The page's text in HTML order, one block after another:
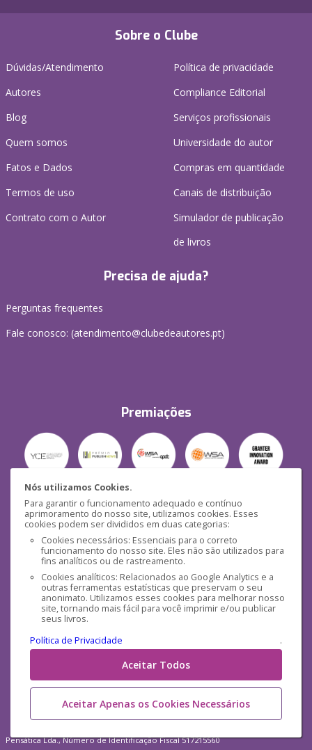
Nós utilizamos Cookies.
Para garantir o funcionamento adequado e contínuo
aprimoramento do nosso site, utilizamos cookies. Esses
cookies podem ser divididos em duas categorias:
Cookies necessários: Essenciais para o correto
funcionamento do nosso site. Eles não são utilizados para
fins analíticos ou de rastreamento.
Cookies analíticos: Relacionados ao Google Analytics e a
outras ferramentas estatísticas que preservam o seu
anonimato. Utilizamos esses cookies para melhorar nosso
site, tornando mais fácil para você imprimir e/ou publicar
seus livros.
Política de Privacidade
.
Aceitar Todos
Aceitar Apenas os Cookies Necessários
Sobre o Clube
Dúvidas/Atendimento
Autores
Blog
Quem somos
Fatos e Dados
Termos de uso
Contrato com o Autor
Política de privacidade
Compliance Editorial
Serviços profissionais
Universidade do autor
Compras em quantidade
Canais de distribuição
Simulador de publicação
de livros
Precisa de ajuda?
Perguntas frequentes
Fale conosco: (atendimento@clubedeautores.pt)
Premiações
Segurança
Mídias Sociais
Pensática Lda., Número de Identificação Fiscal 517215560